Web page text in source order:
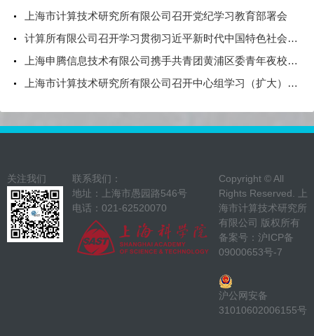
上海市计算技术研究所有限公司召开党纪学习教育部署会
计算所有限公司召开学习贯彻习近平新时代中国特色社会主义思想主题教育中心组学习（扩大）会——领导班子讲专题党课
上海申腾信息技术有限公司携手共青团黄浦区委青年夜校 开启“行走的天文馆”科普新篇章
上海市计算技术研究所有限公司召开中心组学习（扩大）会——专题学习习近平论坚持总体国家安全观
关注我们
联系我们：
地址：上海市愚园路546号
电话：021-62520070
Copyright © All
Rights Reserved. 上
海市计算技术研究所
有限公司 版权所有
备案号： 沪ICP备
09000653号-7
沪公网安备
31010602006155号